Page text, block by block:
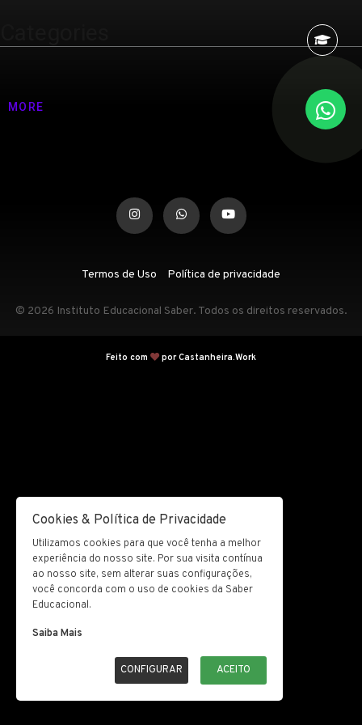
MORE
Termos de Uso Política de privacidade
© 2026 Instituto Educacional Saber. Todos os direitos reservados.
Feito com por Castanheira.Work
Cookies & Política de Privacidade
Utilizamos cookies para que você tenha a melhor
experiência do nosso site. Por sua visita contínua
ao nosso site, sem alterar suas configurações,
você concorda com o uso de cookies da Saber
Educacional.
Saiba Mais
CONFIGURAR ACEITO